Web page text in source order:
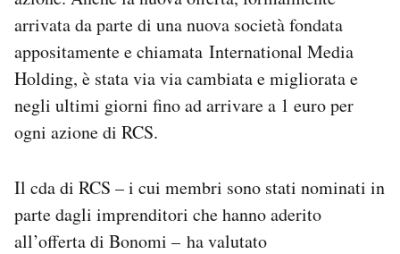
arrivata da parte di una nuova società fondata
appositamente e chiamata International Media
Holding, è stata via via cambiata e migliorata e
negli ultimi giorni fino ad arrivare a 1 euro per
ogni azione di RCS.
Il cda di RCS – i cui membri sono stati nominati in
parte dagli imprenditori che hanno aderito
all’offerta di Bonomi – ha valutato